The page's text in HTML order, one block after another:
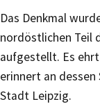
Das Denkmal
nordöstlichen Teil
aufgestellt. Es
erinnert an dessen
Stadt Leipzig.